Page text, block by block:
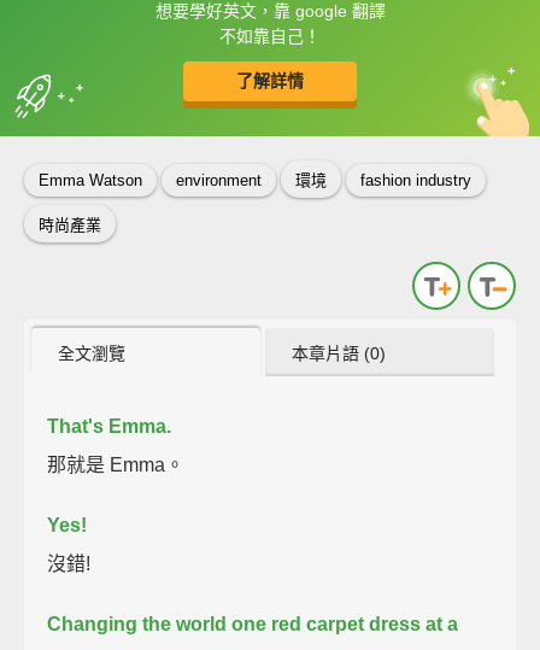
想要學好英文，靠 google 翻譯
不如靠自己！
了解詳情
框選或點兩下字幕可以直接查字典喔！
收錄佳句 中
英
Emma Watson environment 環境 fashion industry
時尚產業
全文瀏覽 本章片語 (0)
That's Emma.
那就是 Emma。
Yes!
沒錯!
Changing the world one red carpet dress at a